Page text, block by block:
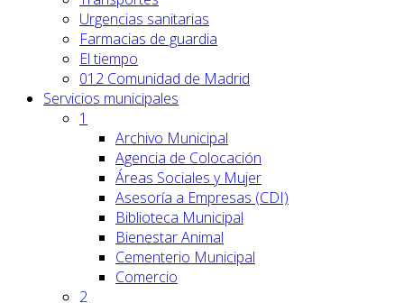
Urgencias sanitarias
Farmacias de guardia
El tiempo
012 Comunidad de Madrid
Servicios municipales
1
Archivo Municipal
Agencia de Colocación
Áreas Sociales y Mujer
Asesoría a Empresas (CDI)
Biblioteca Municipal
Bienestar Animal
Cementerio Municipal
Comercio
2